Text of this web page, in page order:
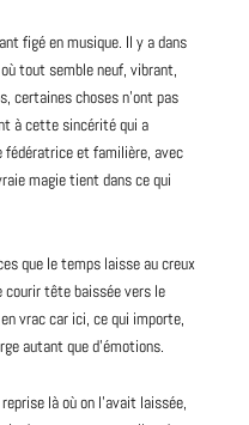
figé en musique. Il y a dans
tout semble neuf, vibrant,
certaines choses n’ont pas
à cette sincérité qui a
et familière, avec
magie tient dans ce qui
que le temps laisse au creux
courir tête baissée vers le
vrac car ici, ce qui importe,
autant que d’émotions.
là où on l’avait laissée,